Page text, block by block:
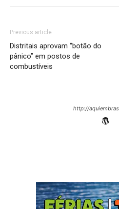
Previous article
Distritais aprovam “botão do
pânico” em postos de
combustíveis
http://